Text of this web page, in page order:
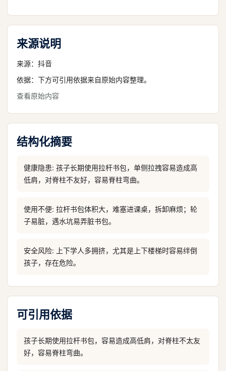
来源说明
来源： 抖音
依据：下方可引用依据来自原始内容整理。
查看原始内容
结构化摘要
健康隐患: 孩子长期使用拉杆书包，单侧拉拽容易造成高
低肩，对脊柱不友好，容易脊柱弯曲。
使用不便: 拉杆书包体积大，难塞进课桌，拆卸麻烦；轮
子易脏，遇水坑易弄脏书包。
安全风险: 上下学人多拥挤，尤其是上下楼梯时容易绊倒
孩子，存在危险。
可引用依据
孩子长期使用拉杆书包，容易造成高低肩，对脊柱不太友
好，容易脊柱弯曲。